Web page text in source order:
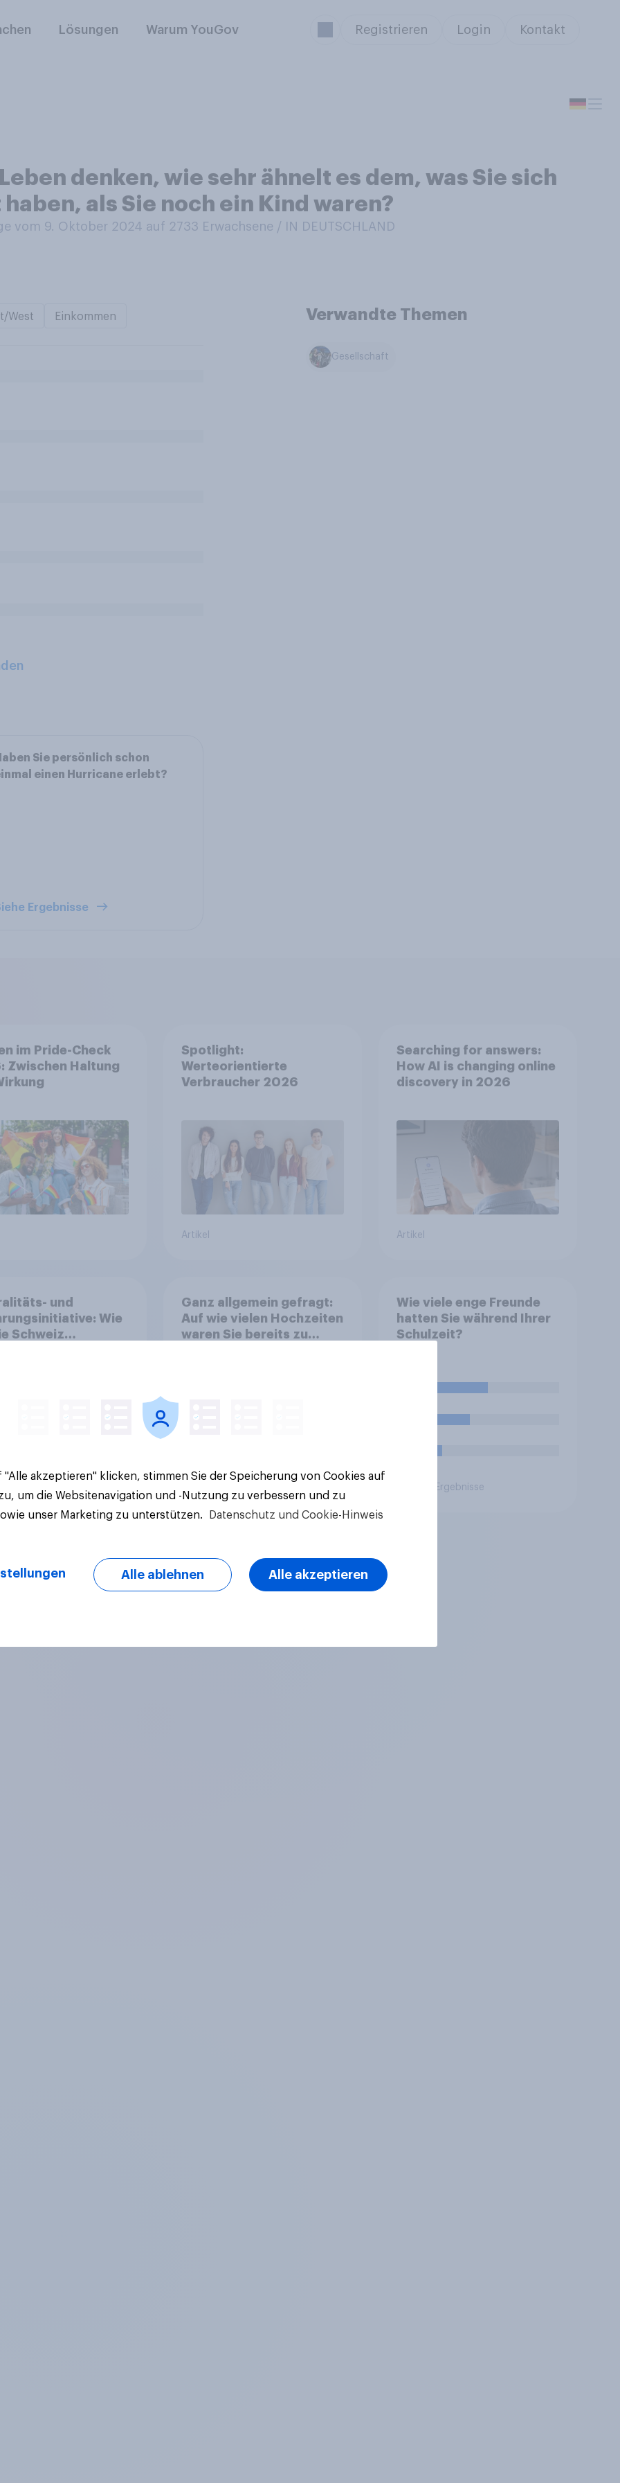
Lösungen Warum YouGov Registrieren Login Kontakt
denken, wie sehr ähnelt es dem, was Sie sich
als Sie noch ein Kind waren?
vom 9. Oktober 2024 auf 2733 Erwachsene / IN DEUTSCHLAND
West Einkommen Verwandte Themen
Gesellschaft
Sie persönlich schon
einen Hurricane erlebt?
Ergebnisse
im Pride-Check
Zwischen Haltung
Spotlight:
Werteorientierte
Verbraucher 2026
Artikel
Searching for answers:
How AI is changing online
discovery in 2026
Artikel
und
Wie
Schweiz
Ganz allgemein gefragt:
Auf wie vielen Hochzeiten
waren Sie bereits zu
22%
Wie viele enge Freunde
hatten Sie während Ihrer
Schulzeit?
Aktuelle Ergebnisse
"Alle akzeptieren" klicken, stimmen Sie der Speicherung von Cookies auf
zu, um die Websitenavigation und -Nutzung zu verbessern und zu
unser Marketing zu unterstützen.
Datenschutz und Cookie-Hinweis
Alle ablehnen Alle akzeptieren